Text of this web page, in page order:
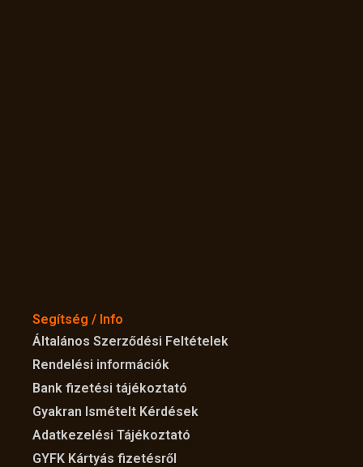
Segítség / Info
Általános Szerződési Feltételek
Rendelési információk
Bank fizetési tájékoztató
Gyakran Ismételt Kérdések
Adatkezelési Tájékoztató
GYFK Kártyás fizetésről